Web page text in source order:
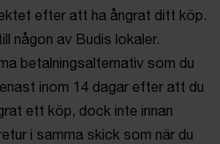
efter att ha ångrat ditt köp.
någon av Budis lokaler.
betalningsalternativ som du
inom 14 dagar efter att du
ett köp, dock inte innan
i samma skick som när du